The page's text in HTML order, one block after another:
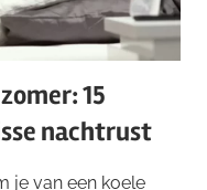
15
nachtrust
je van een koele